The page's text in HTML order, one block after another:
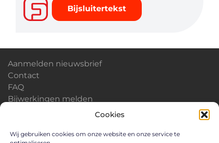
Cookies
Wij gebruiken cookies om onze website en onze service te
Bijsluitertekst
Aanmelden nieuwsbrief
Contact
FAQ
Bijwerkingen melden
Careers